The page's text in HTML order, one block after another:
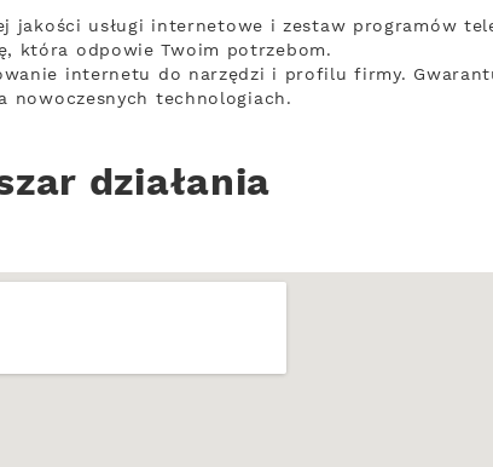
jakości usługi internetowe i zestaw programów
która odpowie Twoim potrzebom.
internetu do narzędzi i profilu firmy.
nowoczesnych technologiach.
działania